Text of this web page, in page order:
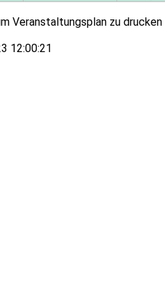
Veranstaltungsplan zu drucken
12:00:21